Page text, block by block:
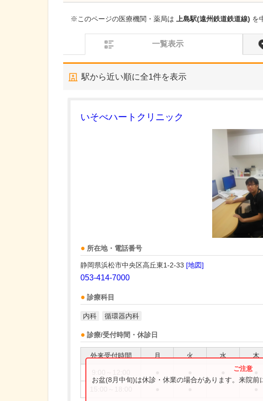
※このページの医療機関・薬局は 上島駅(遠州鉄道鉄道線) を
一覧表示
駅から近い順に全1件を表示
いそべハートクリニック
所在地・電話番号
静岡県浜松市中央区高丘東1-2-33 [地図]
053-414-7000
診療科目
内科 循環器内科
診療/受付時間・休診日
外来受付時間 月 火 水 木
お盆(8月中旬)は休診・休業の場合があります。来院前